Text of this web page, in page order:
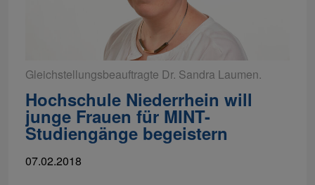
Gleichstellungsbeauftragte Dr. Sandra Laumen.
Hochschule Niederrhein will
junge Frauen für MINT-
Studiengänge begeistern
07.02.2018